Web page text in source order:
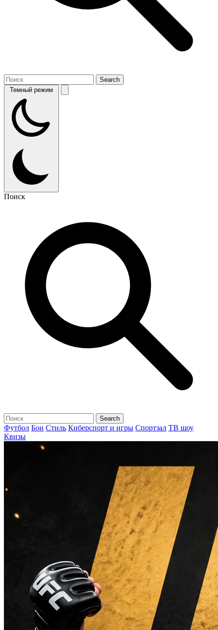
Темный режим
Поиск
Футбол Бои Стиль Киберспорт и игры Спортзал ТВ шоу
Квизы